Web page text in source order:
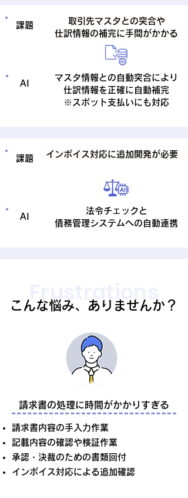
​課題
取引先マスタとの突合や
仕訳情報の補完に手間がかかる
AI
マスタ情報との自動突合により
仕訳情報を正確に自動補完
※スポット支払いにも対応
​課題 インボイス対応に追加開発が必要
AI
法令チェックと
債務管理システムへの自動連携
Frustrations
こんな悩み、ありませんか？
​申請者
請求書の処理に時間がかかりすぎる
請求書内容の手入力作業
記載内容の確認や検証作業
承認・決裁のための書類回付
インボイス対応による追加確認